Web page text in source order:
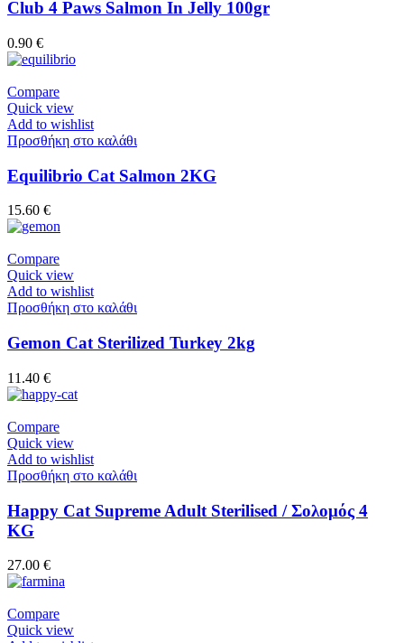
Club 4 Paws Salmon In Jelly 100gr
0.90 €
Compare
Quick view
Add to wishlist
Προσθήκη στο καλάθι
Equilibrio Cat Salmon 2KG
15.60 €
Compare
Quick view
Add to wishlist
Προσθήκη στο καλάθι
Gemon Cat Sterilized Turkey 2kg
11.40 €
Compare
Quick view
Add to wishlist
Προσθήκη στο καλάθι
Happy Cat Supreme Adult Sterilised / Σολομός 4
KG
27.00 €
Compare
Quick view